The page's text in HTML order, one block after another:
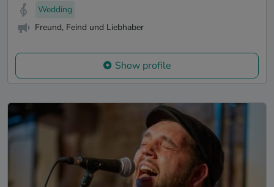
Wedding
Freund, Feind und Liebhaber
Show profile